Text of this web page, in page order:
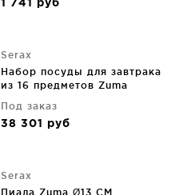
1 741 руб
Serax
Набор посуды для завтрака
из 16 предметов Zuma
Под заказ
38 301 руб
Serax
Пиала Zuma Ø13 CM